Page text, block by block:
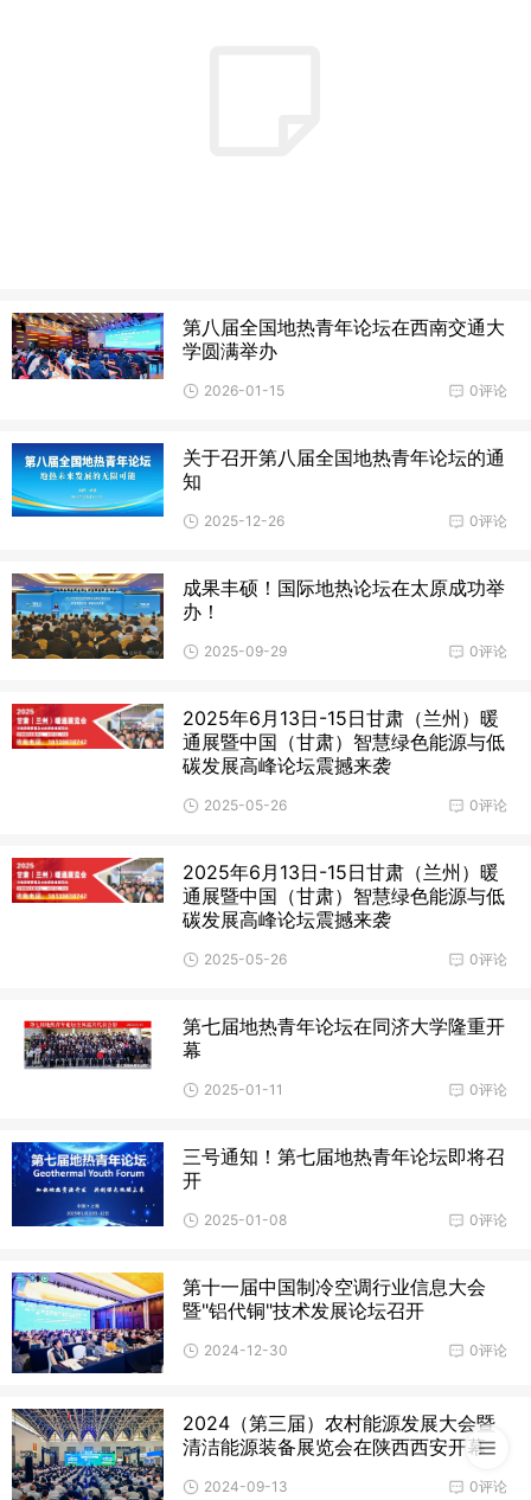
第八届全国地热青年论坛在西南交通大
学圆满举办
0评论
2026-01-15
关于召开第八届全国地热青年论坛的通
知
0评论
2025-12-26
成果丰硕！国际地热论坛在太原成功举
办！
0评论
2025-09-29
2025年6月13日-15日甘肃（兰州）暖
通展暨中国（甘肃）智慧绿色能源与低
碳发展高峰论坛震撼来袭
0评论
2025-05-26
2025年6月13日-15日甘肃（兰州）暖
通展暨中国（甘肃）智慧绿色能源与低
碳发展高峰论坛震撼来袭
0评论
2025-05-26
第七届地热青年论坛在同济大学隆重开
幕
0评论
2025-01-11
三号通知！第七届地热青年论坛即将召
开
0评论
2025-01-08
第十一届中国制冷空调行业信息大会
暨"铝代铜"技术发展论坛召开
0评论
2024-12-30
2024（第三届）农村能源发展大会暨
清洁能源装备展览会在陕西西安开幕
0评论
2024-09-13